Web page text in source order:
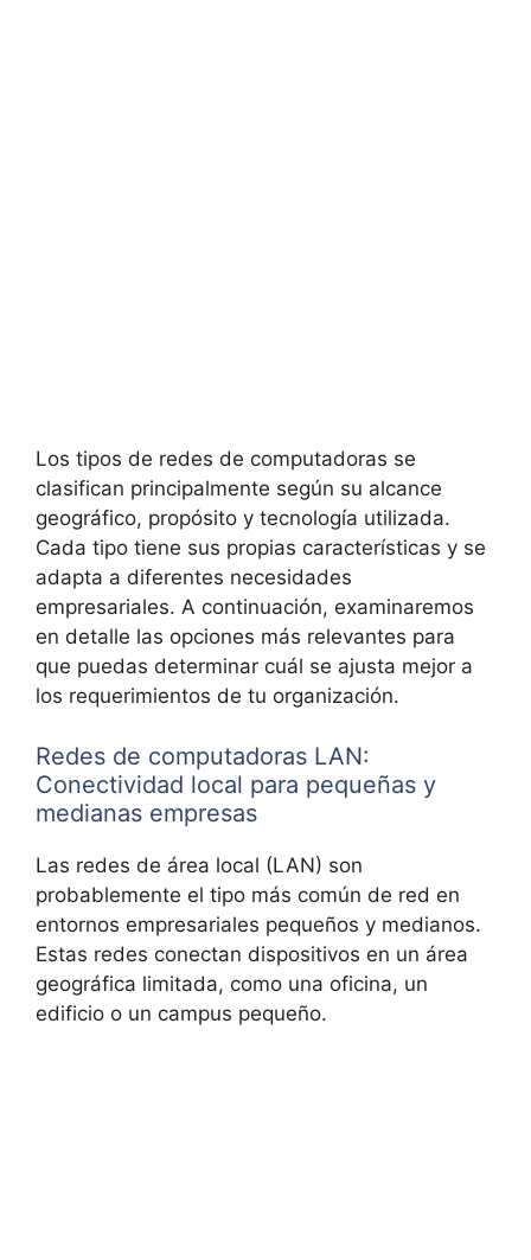
Los tipos de redes de computadoras se
clasifican principalmente según su alcance
geográfico, propósito y tecnología utilizada.
Cada tipo tiene sus propias características y se
adapta a diferentes necesidades
empresariales. A continuación, examinaremos
en detalle las opciones más relevantes para
que puedas determinar cuál se ajusta mejor a
los requerimientos de tu organización.
Redes de computadoras LAN:
Conectividad local para pequeñas y
medianas empresas
Las redes de área local (LAN) son
probablemente el tipo más común de red en
entornos empresariales pequeños y medianos.
Estas redes conectan dispositivos en un área
geográfica limitada, como una oficina, un
edificio o un campus pequeño.